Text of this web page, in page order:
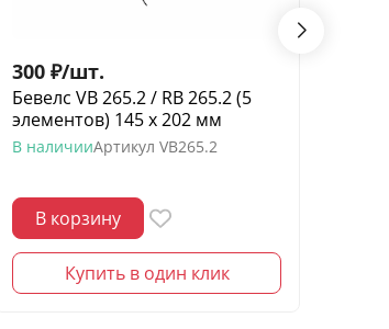
300 ₽/шт.
Бевелс VB 265.2 / RB 265.2 (5
элементов) 145 х 202 мм
В наличииАртикул VB265.2
В корзину
Купить в один клик